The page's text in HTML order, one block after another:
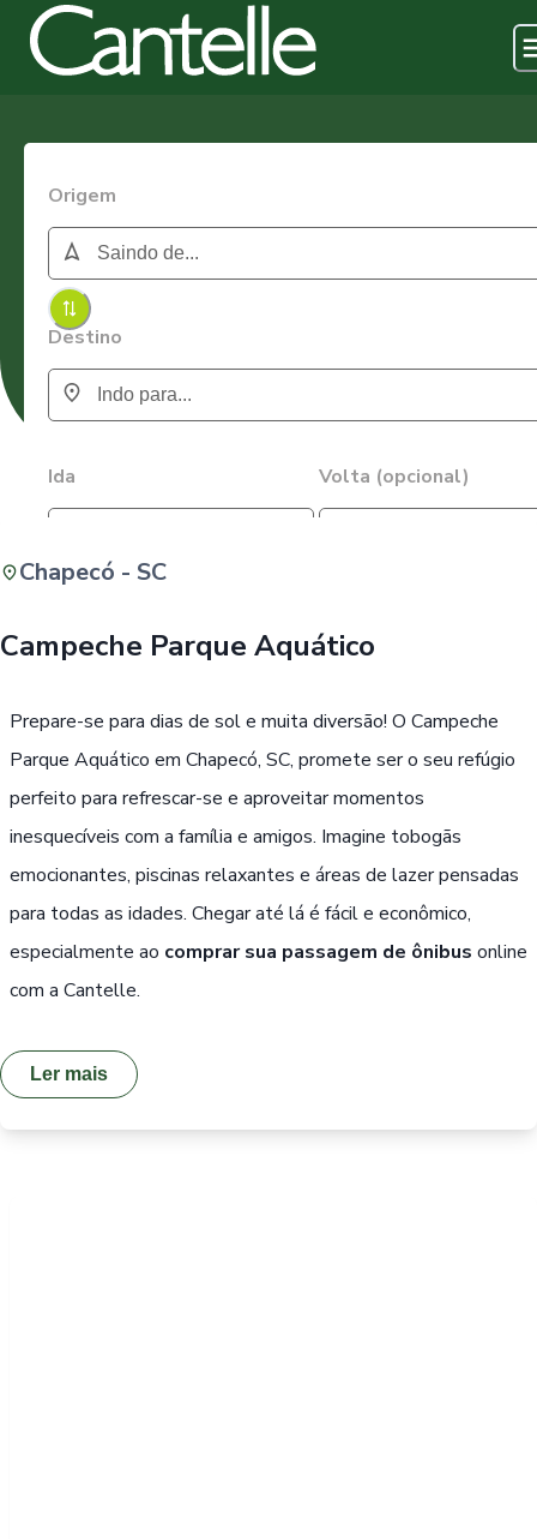
Origem
Destino
Ida Volta (opcional)
Chapecó - SC
Campeche Parque Aquático
Prepare-se para dias de sol e muita diversão! O Campeche
Parque Aquático em Chapecó, SC, promete ser o seu refúgio
perfeito para refrescar-se e aproveitar momentos
inesquecíveis com a família e amigos. Imagine tobogãs
emocionantes, piscinas relaxantes e áreas de lazer pensadas
para todas as idades. Chegar até lá é fácil e econômico,
especialmente ao comprar sua passagem de ônibus online
com a Cantelle.
Ler mais